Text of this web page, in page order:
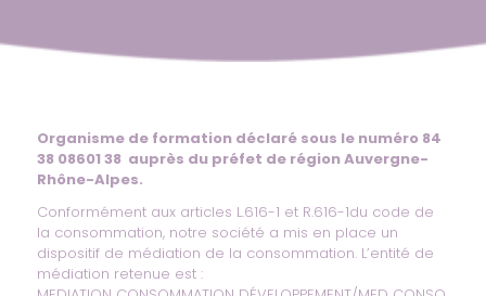
Organisme de formation déclaré sous le numéro 84
38 08601 38 auprès du préfet de région Auvergne-
Rhône-Alpes.
Conformément aux articles L.616-1 et R.616-1du code de
la consommation, notre société a mis en place un
dispositif de médiation de la consommation. L’entité de
médiation retenue est :